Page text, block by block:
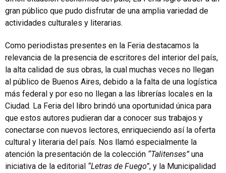
gran público que pudo disfrutar de una amplia variedad de
actividades culturales y literarias.
Como periodistas presentes en la Feria destacamos la
relevancia de la presencia de escritores del interior del país,
la alta calidad de sus obras, la cual muchas veces no llegan
al público de Buenos Aires, debido a la falta de una logística
más federal y por eso no llegan a las librerías locales en la
Ciudad. La Feria del libro brindó una oportunidad única para
que estos autores pudieran dar a conocer sus trabajos y
conectarse con nuevos lectores, enriqueciendo así la oferta
cultural y literaria del país. Nos llamó especialmente la
atención la presentación de la colección “Talitenses” una
iniciativa de la editorial “Letras de Fuego”, y la Municipalidad